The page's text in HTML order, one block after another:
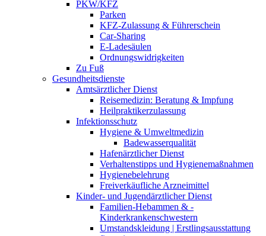
PKW/KFZ
Parken
KFZ-Zulassung & Führerschein
Car-Sharing
E-Ladesäulen
Ordnungswidrigkeiten
Zu Fuß
Gesundheitsdienste
Amtsärztlicher Dienst
Reisemedizin: Beratung & Impfung
Heilpraktikerzulassung
Infektionsschutz
Hygiene & Umweltmedizin
Badewasserqualität
Hafenärztlicher Dienst
Verhaltenstipps und Hygienemaßnahmen
Hygienebelehrung
Freiverkäufliche Arzneimittel
Kinder- und Jugendärztlicher Dienst
Familien-Hebammen & -
Kinderkrankenschwestern
Umstandskleidung | Erstlingsausstattung